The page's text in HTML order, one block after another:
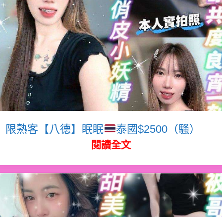
限熟客【八德】眠眠 泰國$2500（騷）
閱讀全文